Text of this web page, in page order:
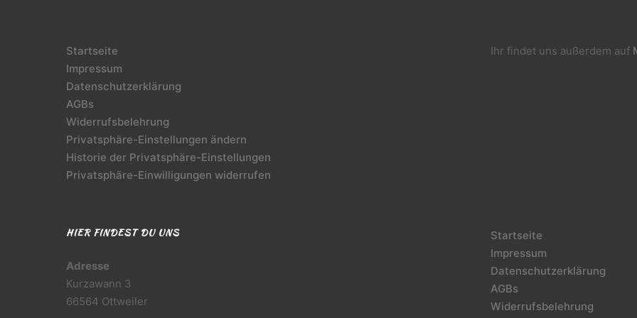
Startseite
Impressum
Datenschutzerklärung
AGBs
Widerrufsbelehrung
Privatsphäre-Einstellungen ändern
Historie der Privatsphäre-Einstellungen
Privatsphäre-Einwilligungen widerrufen
Ihr findet uns außerdem auf
HIER FINDEST DU UNS
Adresse
Kurzawann 3
66564 Ottweiler
Startseite
Impressum
Datenschutzerklärung
AGBs
Widerrufsbelehrung